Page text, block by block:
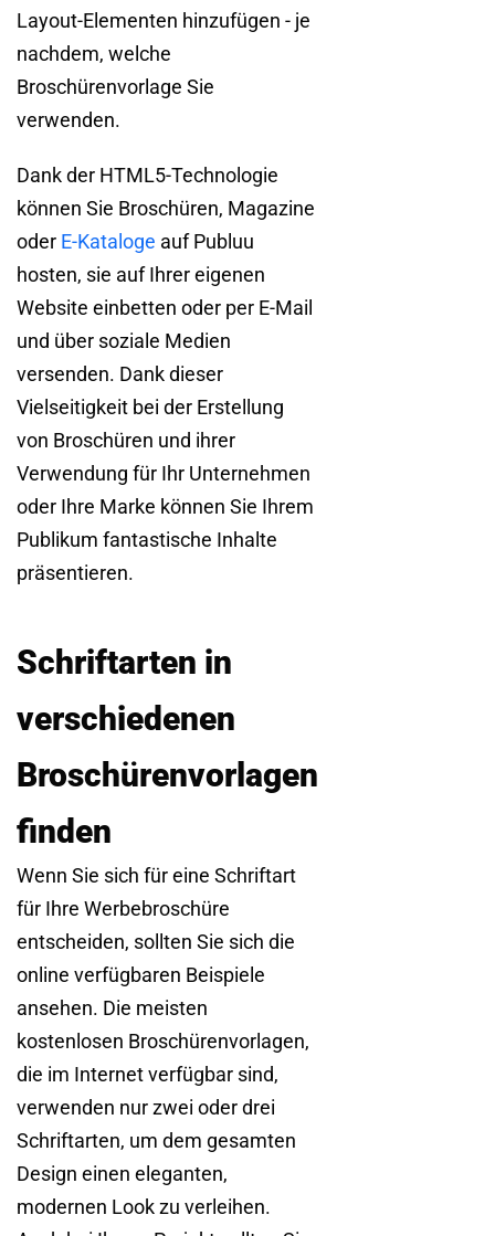
Layout-Elementen hinzufügen - je
nachdem, welche
Broschürenvorlage Sie
verwenden.
Dank der HTML5-Technologie
können Sie Broschüren, Magazine
oder E-Kataloge auf Publuu
hosten, sie auf Ihrer eigenen
Website einbetten oder per E-Mail
und über soziale Medien
versenden. Dank dieser
Vielseitigkeit bei der Erstellung
von Broschüren und ihrer
Verwendung für Ihr Unternehmen
oder Ihre Marke können Sie Ihrem
Publikum fantastische Inhalte
präsentieren.
Schriftarten in
verschiedenen
Broschürenvorlagen
finden
Wenn Sie sich für eine Schriftart
für Ihre Werbebroschüre
entscheiden, sollten Sie sich die
online verfügbaren Beispiele
ansehen. Die meisten
kostenlosen Broschürenvorlagen,
die im Internet verfügbar sind,
verwenden nur zwei oder drei
Schriftarten, um dem gesamten
Design einen eleganten,
modernen Look zu verleihen.